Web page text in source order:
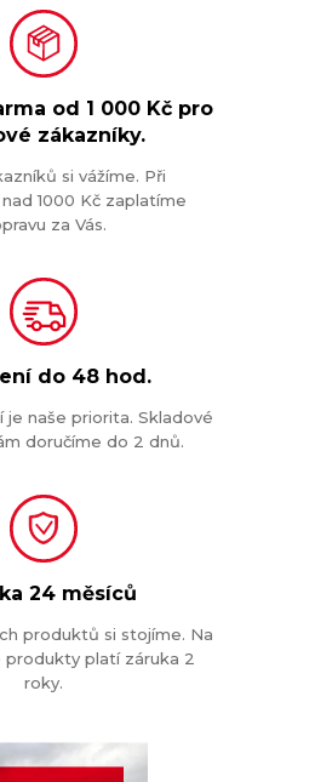
od 1 000 Kč pro
zákazníky.
si vážíme. Při
1000 Kč zaplatíme
za Vás.
do 48 hod.
je naše priorita. Skladové
doručíme do 2 dnů.
24 měsíců
produktů si stojíme. Na
produkty platí záruka 2
roky.